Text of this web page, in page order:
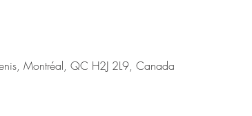
Montréal, QC H2J 2L9, Canada